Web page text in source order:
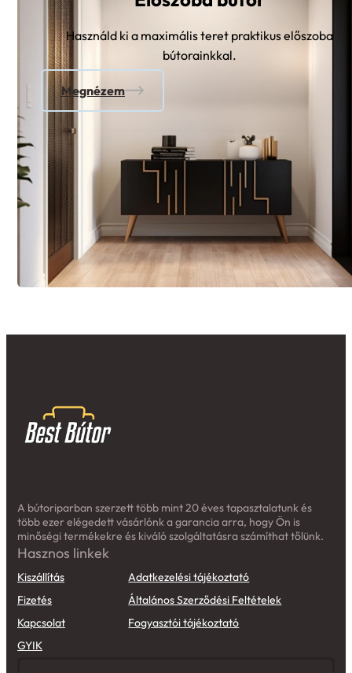
Használd ki a maximális teret praktikus előszoba
bútorainkkal.
Megnézem
A bútoriparban szerzett több mint 20 éves tapasztalatunk és
több ezer elégedett vásárlónk a garancia arra, hogy Ön is
minőségi termékekre és kiváló szolgáltatásra számíthat tőlünk.
Hasznos linkek
Kiszállítás
Fizetés
Kapcsolat
GYIK
Adatkezelési tájékoztató
Általános Szerződési Feltételek
Fogyasztói tájékoztató